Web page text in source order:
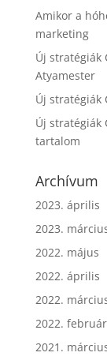
Amikor a
marketing
Új stratégiák
Atyamester
Új stratégiák
Új stratégiák
tartalom
Archívum
2023. április
2023.
2022. május
2022. április
2022.
2022. február
2021.